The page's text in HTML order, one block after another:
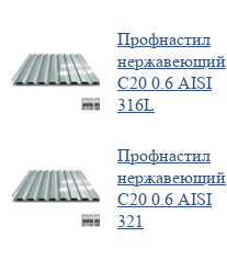
Профнастил
нержавеющий
С20 0.6 AISI
316L
Профнастил
нержавеющий
С20 0.6 AISI
321